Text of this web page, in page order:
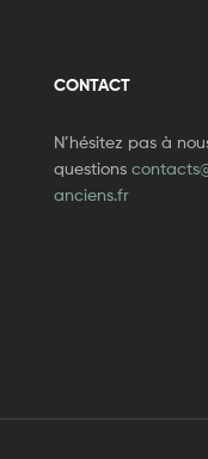
CONTACT
N’hésitez pas à
questions
anciens.fr